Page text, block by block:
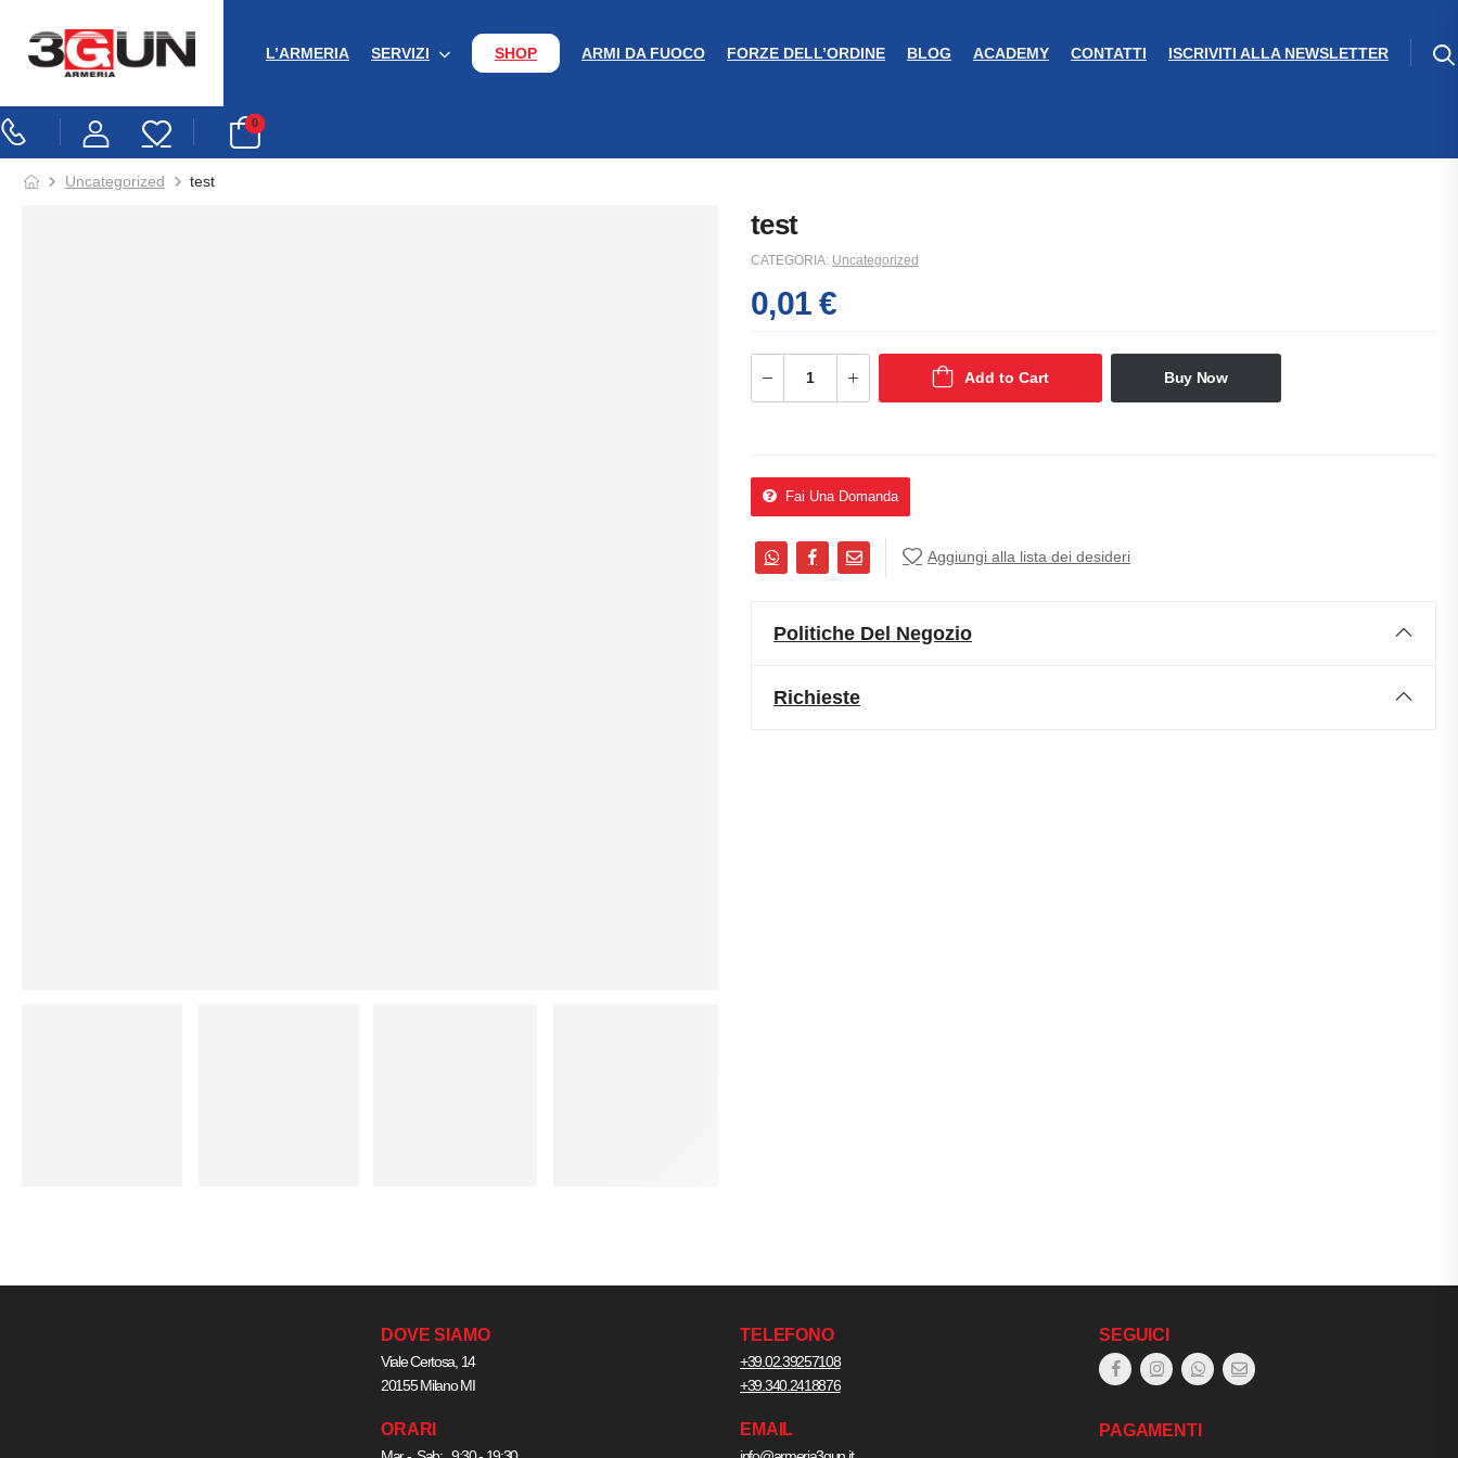
L’ARMERIA SERVIZI SHOP ARMI DA FUOCO FORZE DELL’ORDINE BLOG ACADEMY CONTATTI ISCRIVITI ALLA NEWSLETTER
0
Uncategorized test
test
CATEGORIA: Uncategorized
0,01€
Add to Cart Buy Now
Fai Una Domanda
Aggiungi alla lista dei desideri
Politiche Del Negozio
Richieste
DOVE SIAMO
Viale Certosa, 14
20155 Milano MI
ORARI
TELEFONO
+39.02.39257108
+39.340.2418876
EMAIL
SEGUICI
PAGAMENTI